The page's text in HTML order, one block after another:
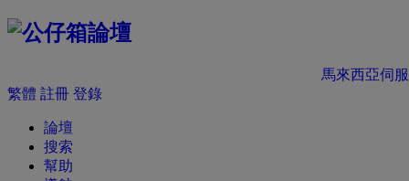
馬來西亞伺
繁體 註冊 登錄
論壇
搜索
幫助